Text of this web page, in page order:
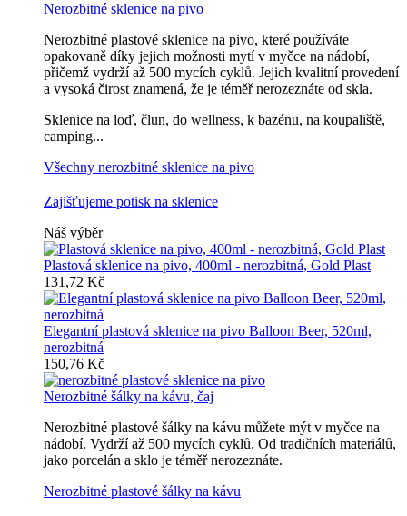
Nerozbitné sklenice na pivo
Nerozbitné plastové sklenice na pivo, které používáte
opakovaně díky jejich možnosti mytí v myčce na nádobí,
přičemž vydrží až 500 mycích cyklů. Jejich kvalitní provedení
a vysoká čirost znamená, že je téměř nerozeznáte od skla.
Sklenice na loď, člun, do wellness, k bazénu, na koupaliště,
camping...
Všechny nerozbitné sklenice na pivo
Zajišťujeme potisk na sklenice
Náš výběr
Plastová sklenice na pivo, 400ml - nerozbitná, Gold Plast
131,72 Kč
Elegantní plastová sklenice na pivo Balloon Beer, 520ml,
nerozbitná
150,76 Kč
Nerozbitné šálky na kávu, čaj
Nerozbitné plastové šálky na kávu můžete mýt v myčce na
nádobí. Vydrží až 500 mycích cyklů. Od tradičních materiálů,
jako porcelán a sklo je téměř nerozeznáte.
Nerozbitné plastové šálky na kávu